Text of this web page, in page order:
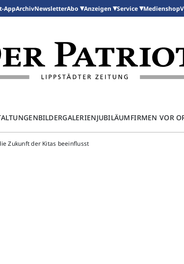
AppArchivNewsletterAbo Anzeigen Service Medienshop
BILDERGALERIENJUBILÄUMFIRMEN VOR
Zukunft der Kitas beeinflusst